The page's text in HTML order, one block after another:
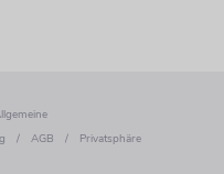
/ AGB / Privatsphäre